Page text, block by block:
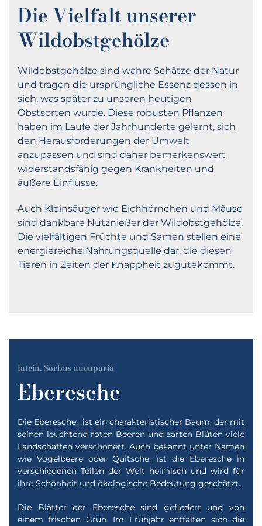
Die Vielfalt unserer
Wildobstgehölze
Wildobstgehölze sind wahre Schätze der Natur
und tragen die ursprüngliche Essenz dessen in
sich, was später zu unseren heutigen
Obstsorten wurde. Diese robusten Pflanzen
haben im Laufe der Jahrhunderte gelernt, sich
den Herausforderungen der Umwelt
anzupassen und sind daher bemerkenswert
widerstandsfähig gegen Krankheiten und
äußere Einflüsse.
Auch Kleinsäuger wie Eichhörnchen und Mäuse
sind dankbare Nutznießer der Wildobstgehölze.
Die vielfältigen Früchte und Samen stellen eine
energiereiche Nahrungsquelle dar, die diesen
Tieren in Zeiten der Knappheit zugutekommt.
latein. Sorbus aucuparia
Eberesche
Die Eberesche, ist ein charakteristischer Baum, der mit
seinen leuchtend roten Beeren und zarten Blüten viele
Landschaften verschönert. Auch bekannt unter Namen
wie Vogelbeere oder Quitsche, ist die Eberesche in
verschiedenen Teilen der Welt heimisch und wird für
ihre Schönheit und ökologische Bedeutung geschätzt.
Die Blätter der Eberesche sind gefiedert und von
einem frischen Grün. Im Frühjahr entfalten sich die